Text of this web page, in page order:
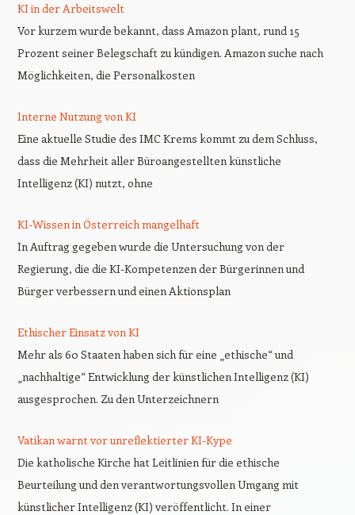
KI in der Arbeitswelt
Vor kurzem wurde bekannt, dass Amazon plant, rund 15
Prozent seiner Belegschaft zu kündigen. Amazon suche nach
Möglichkeiten, die Personalkosten
Interne Nutzung von KI
Eine aktuelle Studie des IMC Krems kommt zu dem Schluss,
dass die Mehrheit aller Büroangestellten künstliche
Intelligenz (KI) nutzt, ohne
KI-Wissen in Österreich mangelhaft
In Auftrag gegeben wurde die Untersuchung von der
Regierung, die die KI-Kompetenzen der Bürgerinnen und
Bürger verbessern und einen Aktionsplan
Ethischer Einsatz von KI
Mehr als 60 Staaten haben sich für eine „ethische“ und
„nachhaltige“ Entwicklung der künstlichen Intelligenz (KI)
ausgesprochen. Zu den Unterzeichnern
Vatikan warnt vor unreflektierter KI-Kype
Die katholische Kirche hat Leitlinien für die ethische
Beurteilung und den verantwortungsvollen Umgang mit
künstlicher Intelligenz (KI) veröffentlicht. In einer